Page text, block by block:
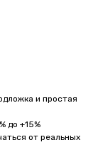
и простая
до +15%
от реальных